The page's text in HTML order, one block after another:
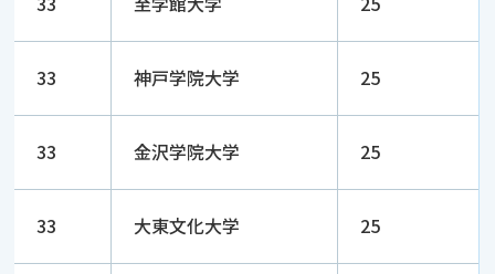
33 神戸学院大学 25
33 金沢学院大学 25
33 大東文化大学 25